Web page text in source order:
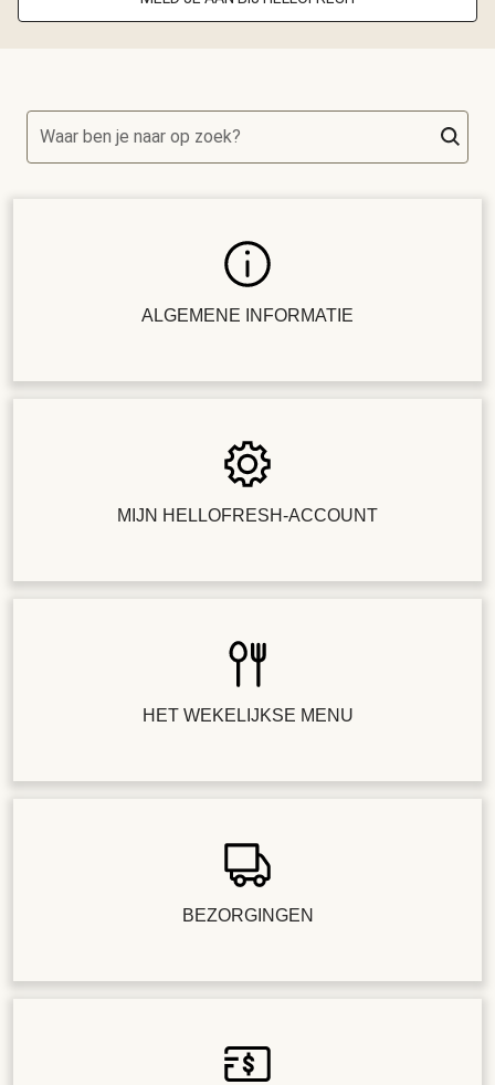
Waar ben je naar op zoek?
ALGEMENE INFORMATIE
MIJN HELLOFRESH-ACCOUNT
HET WEKELIJKSE MENU
BEZORGINGEN